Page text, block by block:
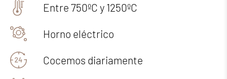
Entre 750ºC y 1250ºC
Horno eléctrico
Cocemos diariamente